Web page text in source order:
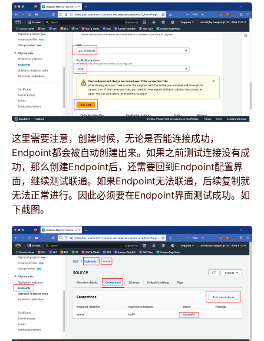
这里需要注意，创建时候，无论是否能连接成功，
Endpoint都会被自动创建出来。如果之前测试连接没有成
功，那么创建Endpoint后，还需要回到Endpoint配置界
面，继续测试联通。如果Endpoint无法联通，后续复制就
无法正常进行。因此必须要在Endpoint界面测试成功。如
下截图。